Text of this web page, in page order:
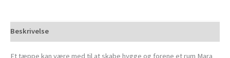
Beskrivelse
Et tæppe kan være med til at skabe hygge og forene et rum Mara